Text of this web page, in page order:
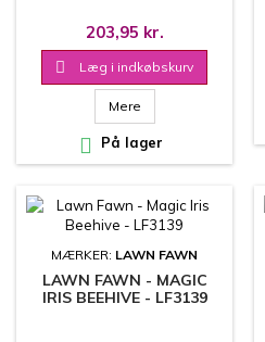
203,95 kr.
 Læg i indkøbskurv
Mere
 På lager
MÆRKER: LAWN FAWN
LAWN FAWN - MAGIC
IRIS BEEHIVE - LF3139